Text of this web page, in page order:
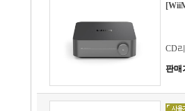
CD
판매